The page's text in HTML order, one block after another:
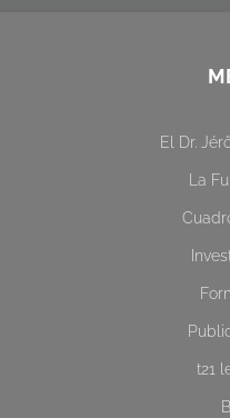
El Dr.
La
t21